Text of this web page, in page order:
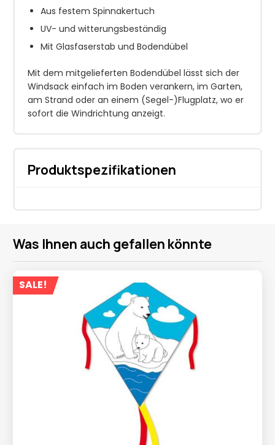
Aus festem Spinnakertuch
UV- und witterungsbeständig
Mit Glasfaserstab und Bodendübel
Mit dem mitgelieferten Bodendübel lässt sich der
Windsack einfach im Boden verankern, im Garten,
am Strand oder an einem (Segel-)Flugplatz, wo er
sofort die Windrichtung anzeigt.
Produktspezifikationen
Was Ihnen auch gefallen könnte
SALE!